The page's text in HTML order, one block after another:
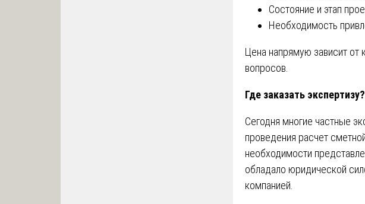
Состояние и этап
Необходимость
Цена напрямую зависит от
вопросов.
Где заказать экспертизу?
Сегодня многие частные
проведения расчет
необходимости
обладало юридической
компанией.